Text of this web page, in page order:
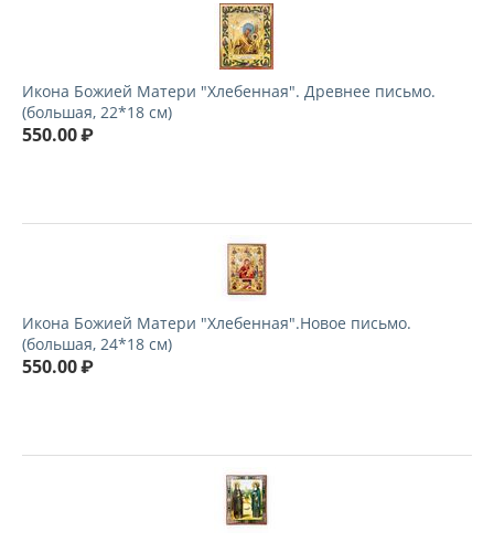
Икона Божией Матери "Хлебенная". Древнее письмо.
(большая, 22*18 см)
550.00₽
Икона Божией Матери "Хлебенная".Новое письмо.
(большая, 24*18 см)
550.00₽